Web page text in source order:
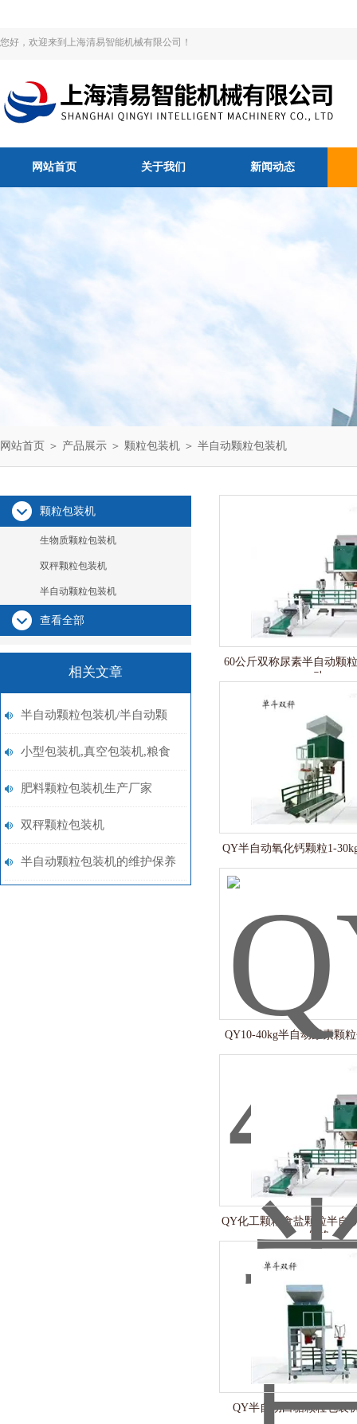
您好，欢迎来到上海清易智能机械有限公司！
网站首页 关于我们 新闻动态
网站首页 ＞ 产品展示 ＞ 颗粒包装机 ＞ 半自动颗粒包装机
颗粒包装机
生物质颗粒包装机
双秤颗粒包装机
半自动颗粒包装机
查看全部
相关文章
半自动颗粒包装机/半自动颗
粒包装机厂家
小型包装机,真空包装机,粮食
包装机,肥料包装机,颗粒分装
机厂家推荐
肥料颗粒包装机生产厂家
双秤颗粒包装机
半自动颗粒包装机的维护保养
60公斤双称尿素半自动颗
动
QY半自动氧化钙颗粒1-
QY10-40kg半自动尿素颗
QY化工颗粒食盐颗粒半自
价格
QY半自动白糖颗粒包装